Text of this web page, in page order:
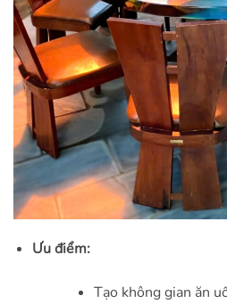
Ưu điểm:
Tạo không gian ăn